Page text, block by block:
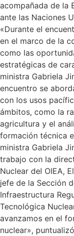
acompañada de la
ante las Naciones
«Durante el
en el marco de la
como las
estratégicas de
ministra Gabriela
encuentro se
con los usos
ámbitos, como la
agricultura y el
formación técnica
ministra Gabriela
trabajo con la
Nuclear del OIEA,
jefe de la Sección
Infraestructura
Tecnológica
avanzamos en el
nuclear»,